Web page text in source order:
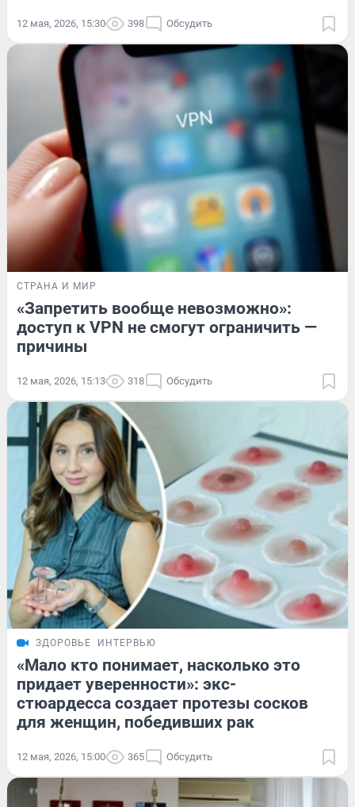
12 мая, 2026, 15:30 398 Обсудить
СТРАНА И МИР
«Запретить вообще невозможно»:
доступ к VPN не смогут ограничить —
причины
12 мая, 2026, 15:13 318 Обсудить
ЗДОРОВЬЕ ИНТЕРВЬЮ
«Мало кто понимает, насколько это
придает уверенности»: экс-
стюардесса создает протезы сосков
для женщин, победивших рак
12 мая, 2026, 15:00 365 Обсудить